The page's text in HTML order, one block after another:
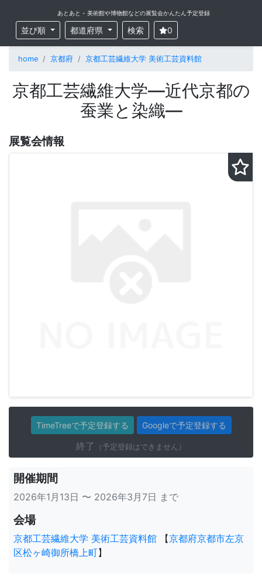
あとあと - 美術館や博物館などの展覧会かんたん予定登録
並び順 都道府県 検索 0
home 京都府 京都工芸繊維大学 美術工芸資料館
京都工芸繊維大学―近代京都の
蚕業と染織―
展覧会情報
TimeTreeで予定登録する Googleで予定登録する
終了 （予定登録はできません）
開催期間
2026年1月13日 〜 2026年3月7日 まで
会場
京都工芸繊維大学 美術工芸資料館 【京都府京都市左京
区松ヶ崎御所橋上町】